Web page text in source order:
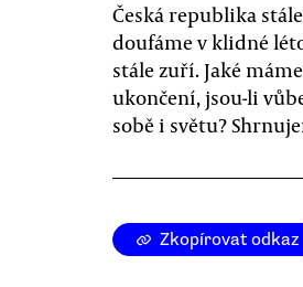
Česká republika
doufáme v klidné
stále zuří. Jaké
ukončení, jsou-li
sobě i světu?
Zkopírovat odkaz